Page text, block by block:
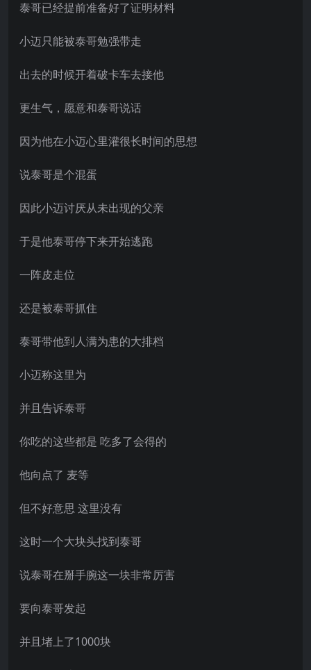
泰哥已经提前准备好了证明材料
小迈只能被泰哥勉强带走
出去的时候开着破卡车去接他
更生气，愿意和泰哥说话
因为他在小迈心里灌很长时间的思想
说泰哥是个混蛋
因此小迈讨厌从未出现的父亲
于是他泰哥停下来开始逃跑
一阵皮走位
还是被泰哥抓住
泰哥带他到人满为患的大排档
小迈称这里为
并且告诉泰哥
你吃的这些都是 吃多了会得的
他向点了 麦等
但不好意思 这里没有
这时一个大块头找到泰哥
说泰哥在掰手腕这一块非常厉害
要向泰哥发起
并且堵上了1000块